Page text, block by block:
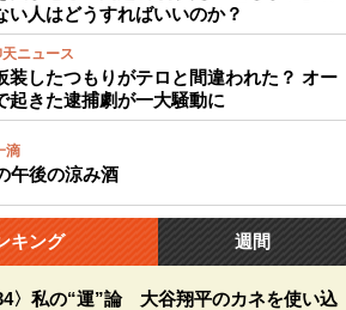
い人はどうすればいいのか？
ニュース
装したつもりがテロと間違われた？ オー
起きた逮捕劇が一大騒動に
滴
午後の涼み酒
キング 週間
〉私の“運”論 大谷翔平のカネを使い込